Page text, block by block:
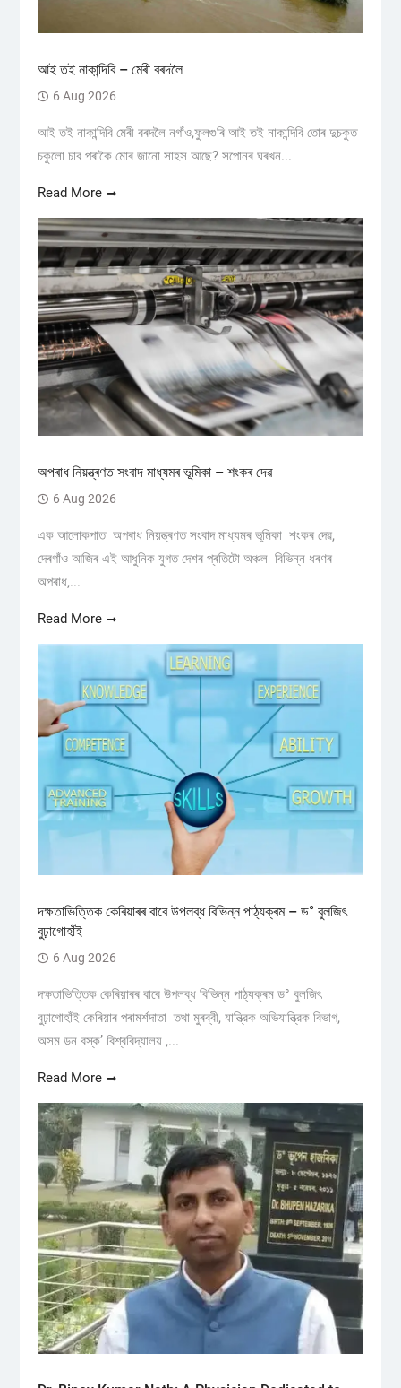
আই তই নাকান্দিবি – মেৰী বৰদলৈ
6 Aug 2026
আই তই নাকান্দিবি মেৰী বৰদলৈ নগাঁও,ফুলগুৰি আই তই নাকান্দিবি তোৰ দুচকুত
চকুলো চাব পৰাকৈ মোৰ জানো সাহস আছে? সপোনৰ ঘৰখন...
Read More
অপৰাধ নিয়ন্ত্ৰণত সংবাদ মাধ্যমৰ ভূমিকা – শংকৰ দেৱ
6 Aug 2026
এক আলোকপাত অপৰাধ নিয়ন্ত্ৰণত সংবাদ মাধ্যমৰ ভূমিকা শংকৰ দেৱ,
দেৰগাঁও আজিৰ এই আধুনিক যুগত দেশৰ প্ৰতিটো অঞ্চল বিভিন্ন ধৰণৰ
অপৰাধ,...
Read More
দক্ষতাভিত্তিক কেৰিয়াৰৰ বাবে উপলব্ধ বিভিন্ন পাঠ্যক্ৰম – ড° বুলজিৎ
বুঢ়াগোহাঁই
6 Aug 2026
দক্ষতাভিত্তিক কেৰিয়াৰৰ বাবে উপলব্ধ বিভিন্ন পাঠ্যক্ৰম ড° বুলজিৎ
বুঢ়াগোহাঁই কেৰিয়াৰ পৰামৰ্শদাতা তথা মুৰব্বী, যান্ত্রিক অভিযান্ত্রিক বিভাগ,
অসম ডন বস্ক’ বিশ্ববিদ্যালয় ,...
Read More